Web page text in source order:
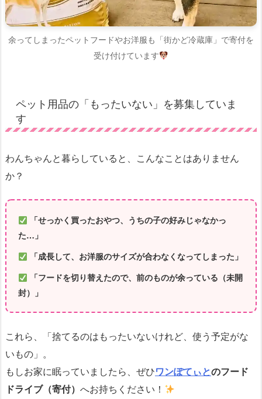
余ってしまったペットフードやお洋服も「街かど冷蔵庫」で寄付を
受け付けています
ペット用品の「もったいない」を募集していま
す
わんちゃんと暮らしていると、こんなことはありません
か？
「せっかく買ったおやつ、うちの子の好みじゃなかっ
た…」
「成長して、お洋服のサイズが合わなくなってしまった」
「フードを切り替えたので、前のものが余っている（未開
封）」
これら、「捨てるのはもったいないけれど、使う予定がな
いもの」。
もしお家に眠っていましたら、ぜひワンぽてぃとのフード
ドライブ（寄付） へお持ちください！